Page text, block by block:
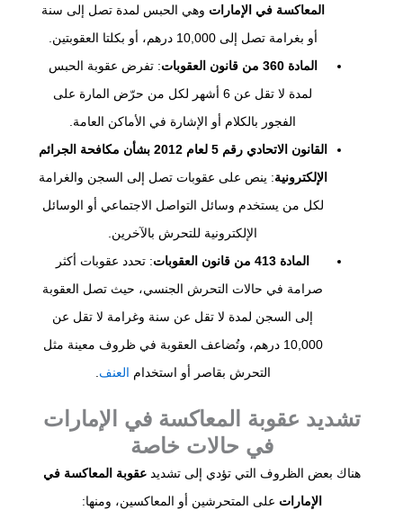
المعاكسة في الإمارات وهي الحبس لمدة تصل إلى سنة
أو بغرامة تصل إلى 10,000 درهم، أو بكلتا العقوبتين.
المادة 360 من قانون العقوبات
: تفرض عقوبة الحبس
لمدة لا تقل عن 6 أشهر لكل من حرّض المارة على
الفجور بالكلام أو الإشارة في الأماكن العامة.
القانون الاتحادي رقم 5 لعام 2012 بشأن مكافحة الجرائم
الإلكترونية: ينص على عقوبات تصل إلى السجن والغرامة
لكل من يستخدم وسائل التواصل الاجتماعي أو الوسائل
الإلكترونية للتحرش بالآخرين.
المادة 413 من قانون العقوبات
: تحدد عقوبات أكثر
صرامة في حالات التحرش الجنسي، حيث تصل العقوبة
إلى السجن لمدة لا تقل عن سنة وغرامة لا تقل عن
10,000 درهم، وتُضاعف العقوبة في ظروف معينة مثل
التحرش بقاصر أو استخدام العنف
تشديد عقوبة المعاكسة في الإمارات
في حالات خاصة
هناك بعض الظروف التي تؤدي إلى تشديدعقوبة المعاكسة في
الإمارات على المتحرشين أو المعاكسين، ومنها: